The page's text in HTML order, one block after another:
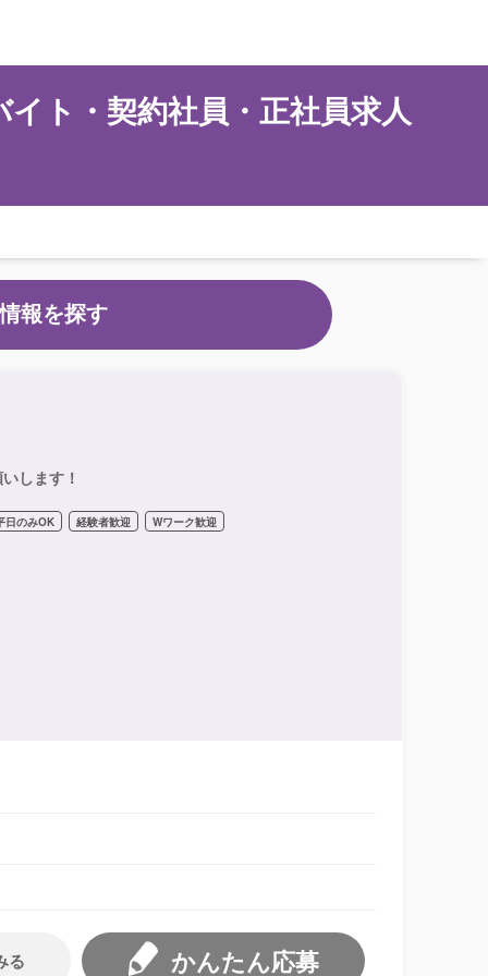
ト・契約社員・正社員求人
報を探す
します！
日のみOK 経験者歓迎 Wワーク歓迎
かんたん応募
る